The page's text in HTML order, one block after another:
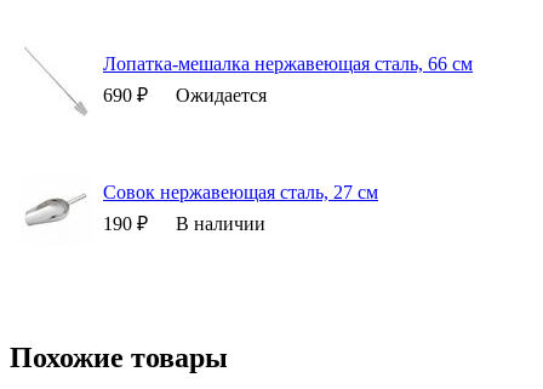
Лопатка-мешалка нержавеющая сталь, 66 см
690 ₽
Ожидается
Совок нержавеющая сталь, 27 см
190 ₽
В наличии
Похожие товары